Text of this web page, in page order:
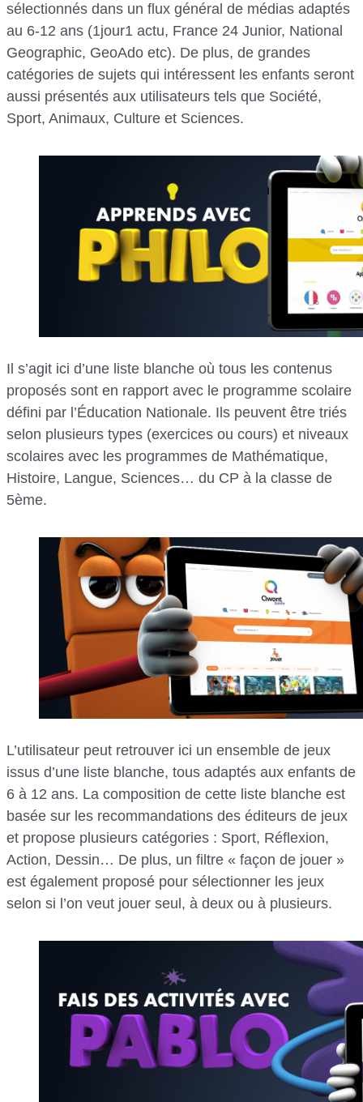
sélectionnés dans un flux général de médias adaptés
au 6-12 ans (1jour1 actu, France 24 Junior, National
Geographic, GeoAdo etc). De plus, de grandes
catégories de sujets qui intéressent les enfants seront
aussi présentés aux utilisateurs tels que Société,
Sport, Animaux, Culture et Sciences.
Il s’agit ici d’une liste blanche où tous les contenus
proposés sont en rapport avec le programme scolaire
défini par l’Éducation Nationale. Ils peuvent être triés
selon plusieurs types (exercices ou cours) et niveaux
scolaires avec les programmes de Mathématique,
Histoire, Langue, Sciences… du CP à la classe de
5ème.
L’utilisateur peut retrouver ici un ensemble de jeux
issus d’une liste blanche, tous adaptés aux enfants de
6 à 12 ans. La composition de cette liste blanche est
basée sur les recommandations des éditeurs de jeux
et propose plusieurs catégories : Sport, Réflexion,
Action, Dessin… De plus, un filtre « façon de jouer »
est également proposé pour sélectionner les jeux
selon si l’on veut jouer seul, à deux ou à plusieurs.